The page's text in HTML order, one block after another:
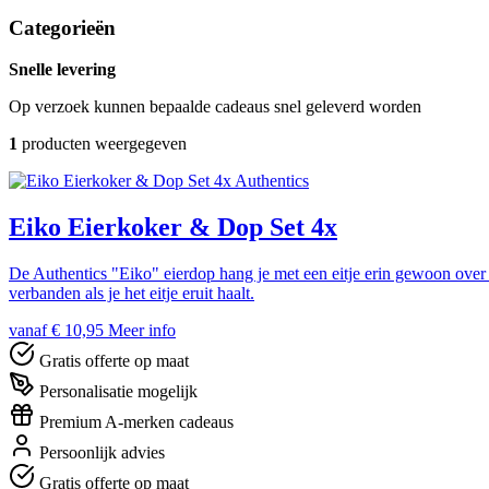
Categorieën
Snelle levering
Op verzoek kunnen bepaalde cadeaus snel geleverd worden
1 producten weergegeven
Authentics
Eiko Eierkoker & Dop Set 4x
De Authentics "Eiko" eierdop hang je met een eitje erin gewoon
verbanden als je het eitje eruit haalt.
vanaf € 10,95 Meer info
Gratis offerte op maat
Personalisatie mogelijk
Premium A-merken cadeaus
Persoonlijk advies
Gratis offerte op maat